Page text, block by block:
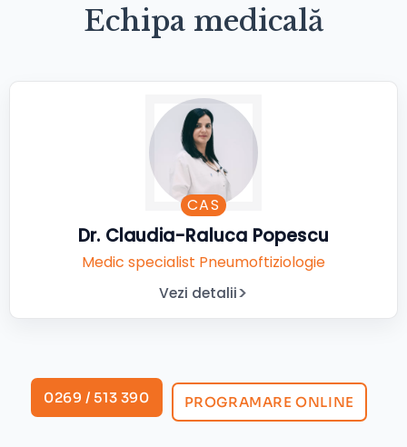
Echipa medicală
CAS
Dr. Claudia-Raluca Popescu
Medic specialist Pneumoftiziologie
Vezi detalii
0269 / 513 390 PROGRAMARE ONLINE